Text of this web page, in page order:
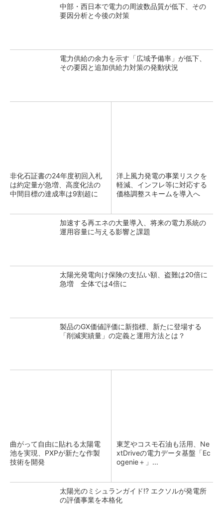
中部・西日本で電力の周波数品質が低下、その
要因分析と今後の対策
電力供給の余力を示す「広域予備率」が低下、
その要因と追加供給力対策の発動状況
非化石証書の24年度初回入札
は約定量が急増、高度化法の
中間目標の達成率は9割超に
洋上風力発電の事業リスクを
軽減、インフレ等に対応する
価格調整スキームを導入へ
加速する再エネの大量導入、将来の電力系統の
運用容量に与える影響と課題
太陽光発電向け保険の支払い額、盗難は20倍に
急増 全体では4倍に
製品のGX価値評価に新指標、新たに登場する
「削減実績量」の定義と運用方法とは？
曲がって自由に貼れる太陽電
池を実現、PXPが新たな作製
技術を開発
東芝やコスモ石油も活用、Ne
xtDriveの電力データ基盤「Ec
ogenie＋」...
太陽光のミシュランガイド!? エクソルが発電所
の評価事業を本格化